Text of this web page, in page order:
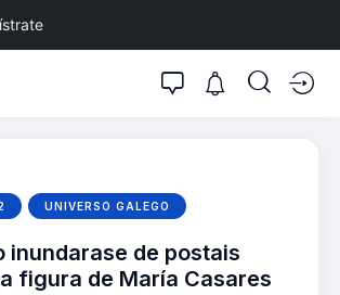
UNIVERSO GALEGO
inundarase de postais
figura de María Casares